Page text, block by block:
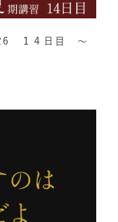
１４日目 ～